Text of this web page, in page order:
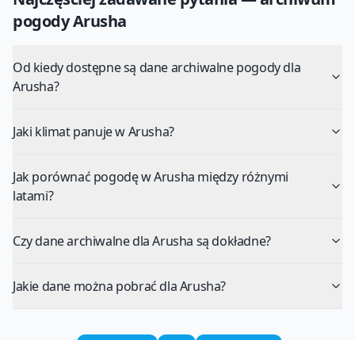
pogodyArusha
Od kiedy dostępne są dane archiwalne pogody dla
Arusha?
Jaki klimat panuje w Arusha?
Jak porównać pogodę w Arusha między różnymi
latami?
Czy dane archiwalne dla Arusha są dokładne?
Jakie dane można pobrać dla Arusha?